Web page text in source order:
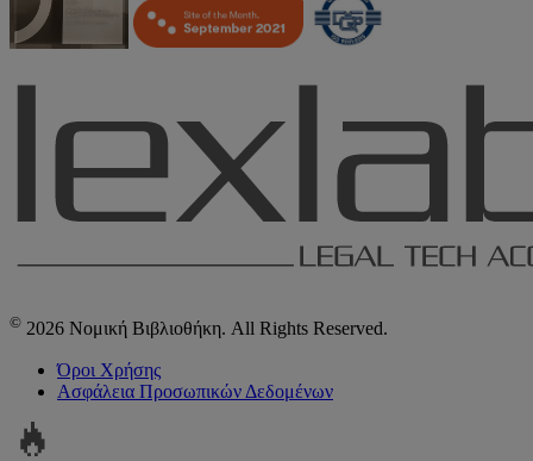
© 2026 Νομική Βιβλιοθήκη. All Rights Reserved.
Όροι Χρήσης
Ασφάλεια Προσωπικών Δεδομένων